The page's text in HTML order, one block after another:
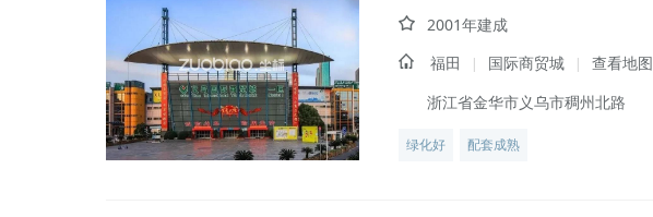
2001年建成
福田
| 国际商贸城 |
查看地图
浙江省金华市义乌市稠州北路
绿化好 配套成熟